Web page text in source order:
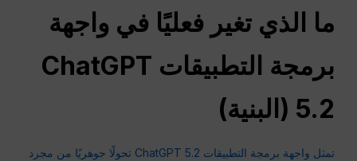
ما الذي تغير فعليًا في واجهة
برمجة التطبيقات ChatGPT
5.2 (البنية)
تمثل واجهة برمجة التطبيقات ChatGPT 5.2 تحولًا جوهريًا من مجرد